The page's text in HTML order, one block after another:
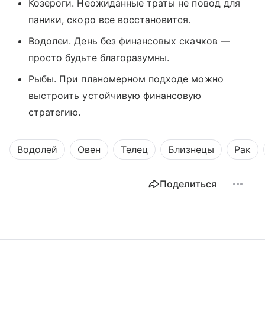
Козероги. Неожиданные траты не повод для
паники, скоро все восстановится.
Водолеи. День без финансовых скачков —
просто будьте благоразумны.
Рыбы. При планомерном подходе можно
выстроить устойчивую финансовую
стратегию.
Водолей Овен Телец Близнецы Рак
Поделиться